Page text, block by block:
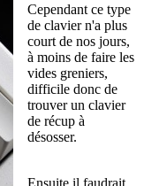
Cependant ce type
de clavier n'a plus
court de nos jours,
à moins de faire les
vides greniers,
difficile donc de
trouver un clavier
de récup à
désosser.
Ensuite il faudrait